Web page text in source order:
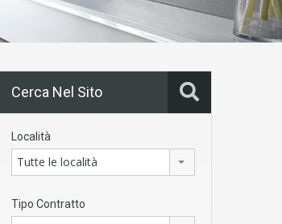
Cerca Nel Sito
Località
Tutte le località
Tipo Contratto